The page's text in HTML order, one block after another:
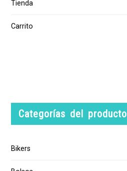
Tienda
Carrito
Categorías del producto
Bikers